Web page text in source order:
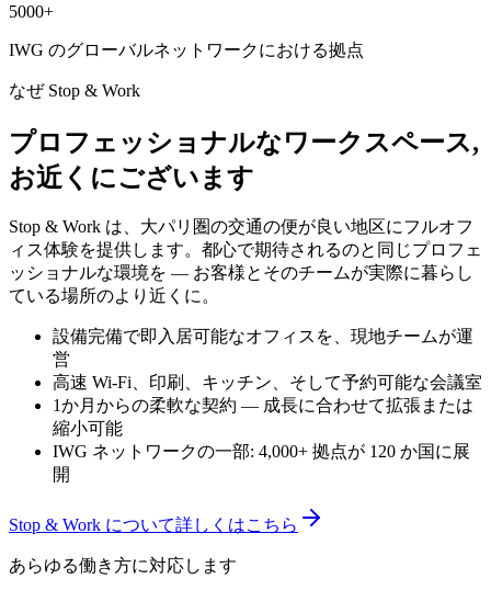
5000+
IWG のグローバルネットワークにおける拠点
なぜ Stop & Work
プロフェッショナルなワークスペース,
お近くにございます
Stop & Work は、大パリ圏の交通の便が良い地区にフルオフ
ィス体験を提供します。都心で期待されるのと同じプロフェ
ッショナルな環境を — お客様とそのチームが実際に暮らし
ている場所のより近くに。
設備完備で即入居可能なオフィスを、現地チームが運
営
高速 Wi‑Fi、印刷、キッチン、そして予約可能な会議室
1か月からの柔軟な契約 — 成長に合わせて拡張または
縮小可能
IWG ネットワークの一部: 4,000+ 拠点が 120 か国に展
開
Stop & Work について詳しくはこちら
あらゆる働き方に対応します